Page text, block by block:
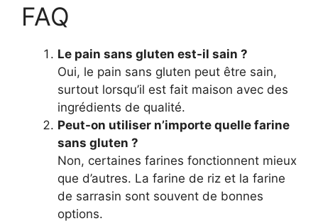
FAQ
Le pain sans gluten est-il sain ?
Oui, le pain sans gluten peut être sain,
surtout lorsqu’il est fait maison avec des
ingrédients de qualité.
Peut-on utiliser n’importe quelle farine
sans gluten ?
Non, certaines farines fonctionnent mieux
que d’autres. La farine de riz et la farine
de sarrasin sont souvent de bonnes
options.